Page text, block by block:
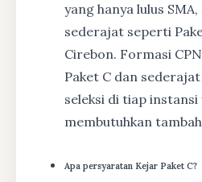
yang hanya lulus
sederajat seperti
Cirebon. Formasi
Paket C dan
seleksi di tiap
membutuhkan
Apa persyaratan Kejar Paket C?